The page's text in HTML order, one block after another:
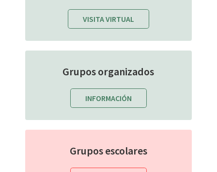
VISITA VIRTUAL
Grupos organizados
INFORMACIÓN
Grupos escolares